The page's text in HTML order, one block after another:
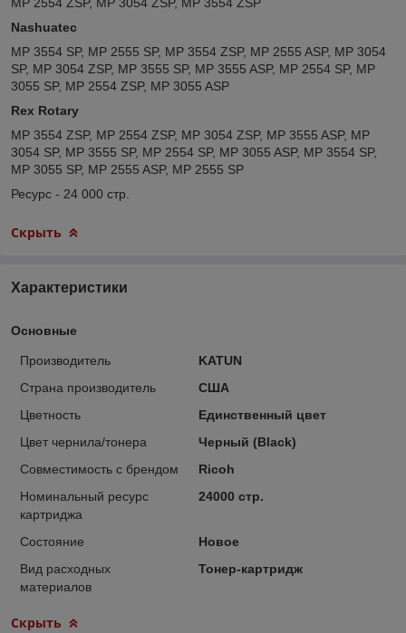
Nashuatec
MP 3554 SP, MP 2555 SP, MP 3554 ZSP, MP 2555 ASP, MP 3054
SP, MP 3054 ZSP, MP 3555 SP, MP 3555 ASP, MP 2554 SP, MP
3055 SP, MP 2554 ZSP, MP 3055 ASP
Rex Rotary
MP 3554 ZSP, MP 2554 ZSP, MP 3054 ZSP, MP 3555 ASP, MP
3054 SP, MP 3555 SP, MP 2554 SP, MP 3055 ASP, MP 3554 SP,
MP 3055 SP, MP 2555 ASP, MP 2555 SP
Ресурс - 24 000 стр.
Скрыть
Характеристики
Основные
Производитель
KATUN
Страна производитель
США
Цветность
Единственный цвет
Цвет чернила/тонера
Черный (Black)
Совместимость с брендом
Ricoh
Номинальный ресурс
картриджа
24000 стр.
Состояние
Новое
Вид расходных
материалов
Тонер-картридж
Скрыть